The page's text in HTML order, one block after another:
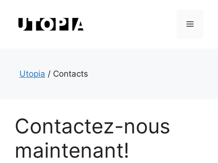
contenu
Menu
Utopia / Contacts
Contactez-nous
maintenant!